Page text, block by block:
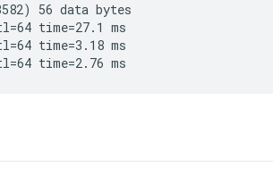
56 data bytes
time=27.1 ms
time=3.18 ms